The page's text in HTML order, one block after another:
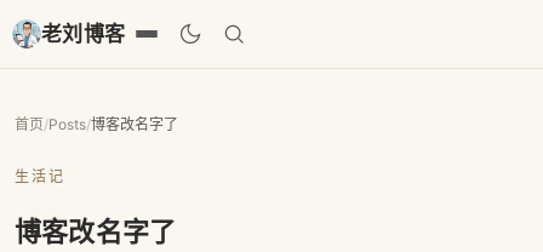
老刘博客
首页/Posts/博客改名字了
生活记
博客改名字了